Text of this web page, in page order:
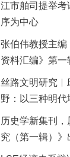
江市舶司提举
序为中心
张伯伟教授主
资料汇编》第一
丝路文明研究
野：以三种明代
历史学新集刊
究（第一辑）》